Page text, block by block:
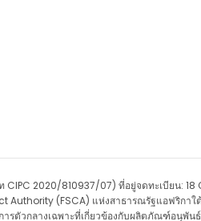
ท CIPC 2020/810937/07) ที่อยู่จดทะเบีย
(FSCA) แห่งสาธารณรัฐแอฟริกาใ
ตัวกลางเฉพาะที่เกี่ยวข้องกับผลิตภัณฑ์อนุ